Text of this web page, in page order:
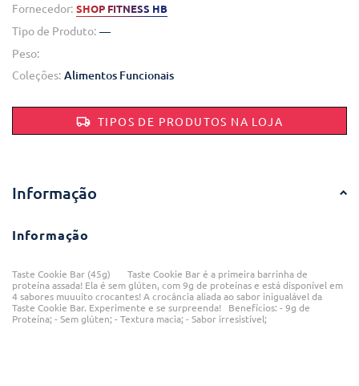
Fornecedor: SHOP FITNESS HB
Tipo de Produto: —
Peso:
Coleções: Alimentos Funcionais
TIPOS DE PRODUTOS NA LOJA
Informação
Informação
Taste Cookie Bar (45g) Taste Cookie Bar é a primeira barrinha de
proteína assada! Ela é sem glúten, com 9g de proteínas e está disponível em
4 sabores muuuito crocantes! A crocância aliada ao sabor inigualável da
Taste Cookie Bar. Experimente e se surpreenda! Benefícios: - 9g de
Proteína; - Sem glúten; - Textura macia; - Sabor irresistível;